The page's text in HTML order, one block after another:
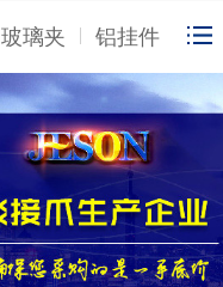
玻璃夹 铝挂件